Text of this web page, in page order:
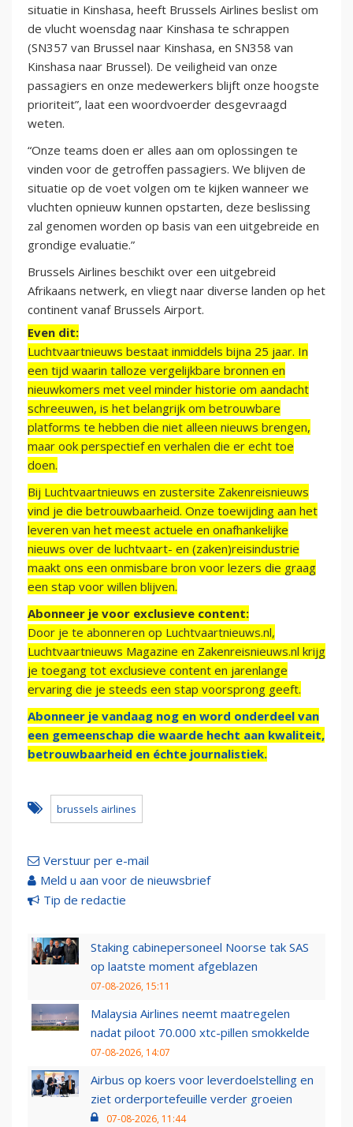
situatie in Kinshasa, heeft Brussels Airlines beslist om
de vlucht woensdag naar Kinshasa te schrappen
(SN357 van Brussel naar Kinshasa, en SN358 van
Kinshasa naar Brussel). De veiligheid van onze
passagiers en onze medewerkers blijft onze hoogste
prioriteit”, laat een woordvoerder desgevraagd
weten.
“Onze teams doen er alles aan om oplossingen te
vinden voor de getroffen passagiers. We blijven de
situatie op de voet volgen om te kijken wanneer we
vluchten opnieuw kunnen opstarten, deze beslissing
zal genomen worden op basis van een uitgebreide en
grondige evaluatie.”
Brussels Airlines beschikt over een uitgebreid
Afrikaans netwerk, en vliegt naar diverse landen op het
continent vanaf Brussels Airport.
Even dit:
Luchtvaartnieuws bestaat inmiddels bijna 25 jaar. In
een tijd waarin talloze vergelijkbare bronnen en
nieuwkomers met veel minder historie om aandacht
schreeuwen, is het belangrijk om betrouwbare
platforms te hebben die niet alleen nieuws brengen,
maar ook perspectief en verhalen die er echt toe
doen.
Bij Luchtvaartnieuws en zustersite Zakenreisnieuws
vind je die betrouwbaarheid. Onze toewijding aan het
leveren van het meest actuele en onafhankelijke
nieuws over de luchtvaart- en (zaken)reisindustrie
maakt ons een onmisbare bron voor lezers die graag
een stap voor willen blijven.
Abonneer je voor exclusieve content:
Door je te abonneren op Luchtvaartnieuws.nl,
Luchtvaartnieuws Magazine en Zakenreisnieuws.nl krijg
je toegang tot exclusieve content en jarenlange
ervaring die je steeds een stap voorsprong geeft.
Abonneer je vandaag nog en word onderdeel van
een gemeenschap die waarde hecht aan kwaliteit,
betrouwbaarheid en échte journalistiek.
brussels airlines
Verstuur per e-mail
Meld u aan voor de nieuwsbrief
Tip de redactie
Staking cabinepersoneel Noorse tak SAS
op laatste moment afgeblazen
07-08-2026, 15:11
Malaysia Airlines neemt maatregelen
nadat piloot 70.000 xtc-pillen smokkelde
07-08-2026, 14:07
Airbus op koers voor leverdoelstelling en
ziet orderportefeuille verder groeien
07-08-2026, 11:44